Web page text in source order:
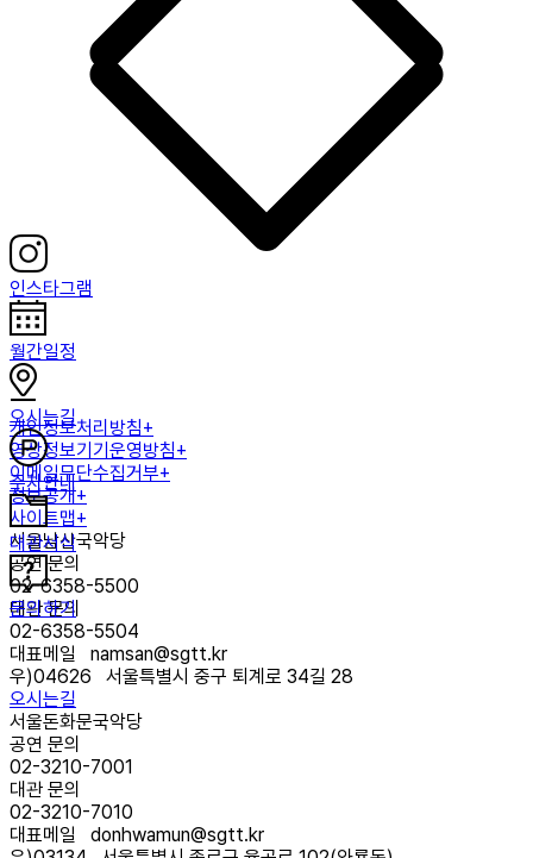
인스타그램
월간일정
오시는길
주차안내
대관서식
문의하기
개인정보처리방침+
영상정보기기운영방침+
이메일무단수집거부+
정보공개+
사이트맵+
서울남산국악당
공연 문의
02-6358-5500
대관 문의
02-6358-5504
대표메일 namsan@sgtt.kr
우)04626
서울특별시 중구 퇴계로 34길 28
오시는길
서울돈화문국악당
공연 문의
02-3210-7001
대관 문의
02-3210-7010
대표메일 donhwamun@sgtt.kr